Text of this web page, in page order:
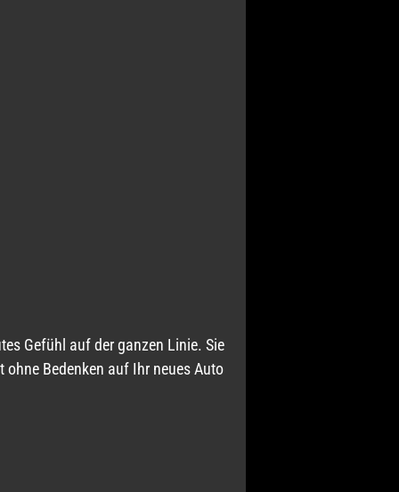
Gefühl auf der ganzen Linie. Sie
ohne Bedenken auf Ihr neues Auto